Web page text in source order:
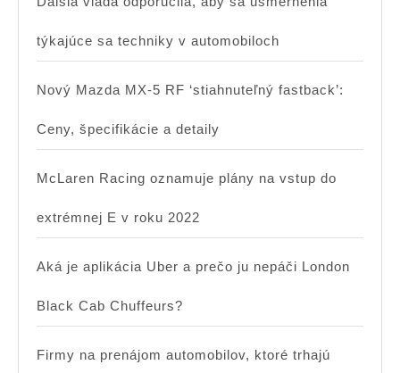
týkajúce sa techniky v automobiloch
Nový Mazda MX-5 RF ‘stiahnuteľný fastback’:
Ceny, špecifikácie a detaily
McLaren Racing oznamuje plány na vstup do
extrémnej E v roku 2022
Aká je aplikácia Uber a prečo ju nepáči London
Black Cab Chuffeurs?
Firmy na prenájom automobilov, ktoré trhajú